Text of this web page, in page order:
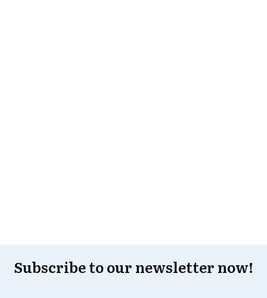
Subscribe to our newsletter now!